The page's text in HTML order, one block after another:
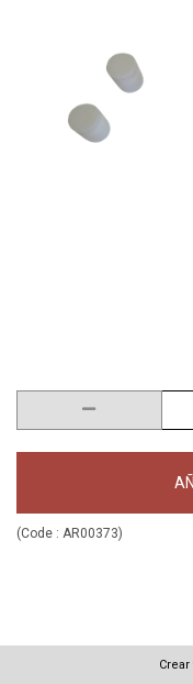
(Code : AR00373)